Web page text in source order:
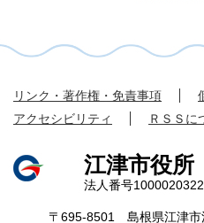
リンク・著作権・免責事項
アクセシビリティ
ＲＳＳに
江津市役所
法人番号
〒695-8501 島根県江津市